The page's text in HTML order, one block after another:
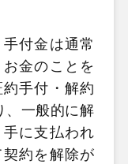
付金は通常
金のことを
手付・解約
、一般的に解
に支払われ
契約を解除が